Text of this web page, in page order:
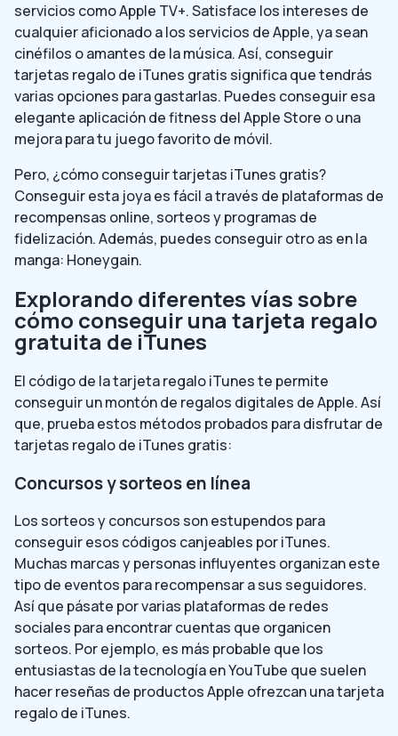
servicios como Apple TV+. Satisface los intereses de
cualquier aficionado a los servicios de Apple, ya sean
cinéfilos o amantes de la música. Así, conseguir
tarjetas regalo de iTunes gratis significa que tendrás
varias opciones para gastarlas. Puedes conseguir esa
elegante aplicación de fitness del Apple Store o una
mejora para tu juego favorito de móvil.
Pero, ¿cómo conseguir tarjetas iTunes gratis?
Conseguir esta joya es fácil a través de plataformas de
recompensas online, sorteos y programas de
fidelización. Además, puedes conseguir otro as en la
manga: Honeygain.
Explorando diferentes vías sobre
cómo conseguir una tarjeta regalo
gratuita de iTunes
El código de la tarjeta regalo iTunes te permite
conseguir un montón de regalos digitales de Apple. Así
que, prueba estos métodos probados para disfrutar de
tarjetas regalo de iTunes gratis:
Concursos y sorteos en línea
Los sorteos y concursos son estupendos para
conseguir esos códigos canjeables por iTunes.
Muchas marcas y personas influyentes organizan este
tipo de eventos para recompensar a sus seguidores.
Así que pásate por varias plataformas de redes
sociales para encontrar cuentas que organicen
sorteos. Por ejemplo, es más probable que los
entusiastas de la tecnología en YouTube que suelen
hacer reseñas de productos Apple ofrezcan una tarjeta
regalo de iTunes.